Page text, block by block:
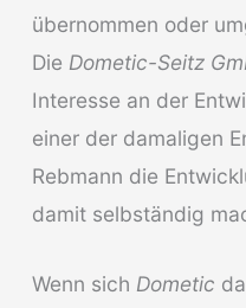
übernommen oder
Die Dometic-Seitz
Interesse an der
einer der damaligen
Rebmann die
damit selbständig
Wenn sich Dometic